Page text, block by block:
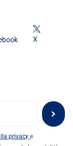
X
privacye